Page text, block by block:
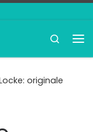
Search
originale